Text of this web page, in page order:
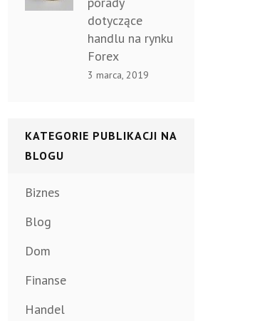
dotyczące
handlu na rynku
Forex
3 marca, 2019
KATEGORIE PUBLIKACJI NA
BLOGU
Biznes
Blog
Dom
Finanse
Handel